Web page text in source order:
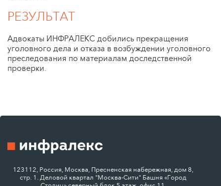
РЕЗУЛЬТАТ
Адвокаты ИНФРАЛЕКС добились прекращения
уголовного дела и отказа в возбуждении уголовного
преследования по материалам доследственной
проверки.
123112, Россия, Москва, Пресненская набережная, дом 8,
стр. 1. Деловой квартал "Москва-Сити" Башня «Город